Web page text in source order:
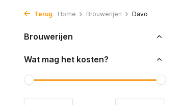
Terug Home Brouwerijen Davo
Brouwerijen
Wat mag het kosten?